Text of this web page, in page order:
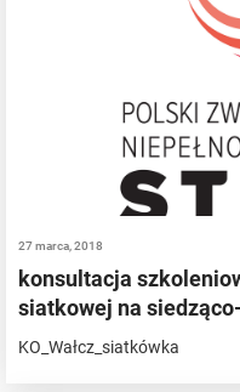
27 marca, 2018
konsultacja
siatkowej na
KO_Wałcz_siatkówka